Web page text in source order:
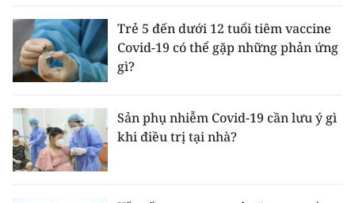
Trẻ 5 đến dưới 12 tuổi tiêm vaccine
Covid-19 có thể gặp những phản ứng
gì?
Sản phụ nhiễm Covid-19 cần lưu ý gì
khi điều trị tại nhà?